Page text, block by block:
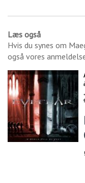
Læs også
Hvis du synes om
også vores